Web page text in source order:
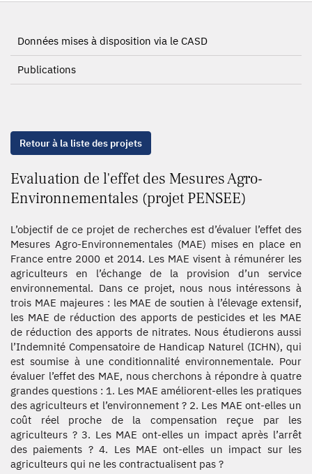
Données mises à disposition via le CASD
Publications
Retour à la liste des projets
Evaluation de l'effet des Mesures Agro-
Environnementales (projet PENSEE)
L’objectif de ce projet de recherches est d’évaluer l’effet des
Mesures Agro-Environnementales (MAE) mises en place en
France entre 2000 et 2014. Les MAE visent à rémunérer les
agriculteurs en l’échange de la provision d’un service
environnemental. Dans ce projet, nous nous intéressons à
trois MAE majeures : les MAE de soutien à l’élevage extensif,
les MAE de réduction des apports de pesticides et les MAE
de réduction des apports de nitrates. Nous étudierons aussi
l’Indemnité Compensatoire de Handicap Naturel (ICHN), qui
est soumise à une conditionnalité environnementale. Pour
évaluer l’effet des MAE, nous cherchons à répondre à quatre
grandes questions : 1. Les MAE améliorent-elles les pratiques
des agriculteurs et l’environnement ? 2. Les MAE ont-elles un
coût réel proche de la compensation reçue par les
agriculteurs ? 3. Les MAE ont-elles un impact après l’arrêt
des paiements ? 4. Les MAE ont-elles un impact sur les
agriculteurs qui ne les contractualisent pas ?